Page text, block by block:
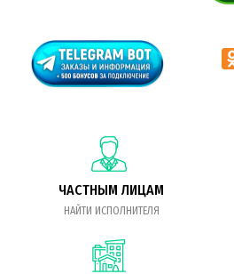
ЧАСТНЫМ ЛИЦАМ
НАЙТИ ИСПОЛНИТЕЛЯ